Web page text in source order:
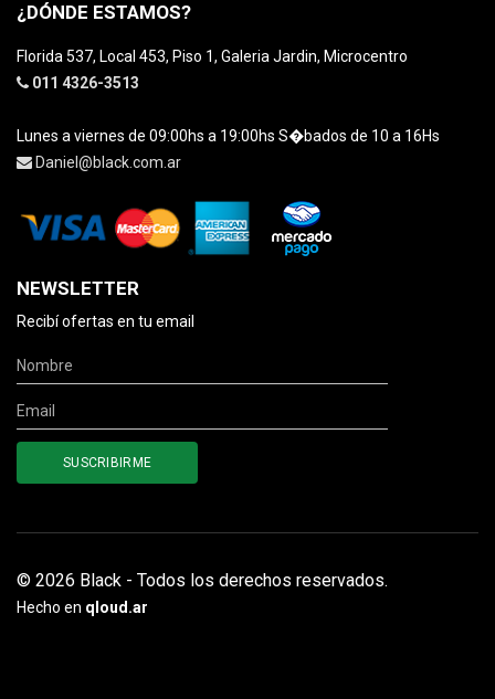
¿DÓNDE ESTAMOS?
Florida 537, Local 453, Piso 1, Galeria Jardin, Microcentro
011 4326-3513
Lunes a viernes de 09:00hs a 19:00hs S�bados de 10 a 16Hs
Daniel@black.com.ar
NEWSLETTER
Recibí ofertas en tu email
© 2026 Black - Todos los derechos reservados.
Hecho en qloud.ar